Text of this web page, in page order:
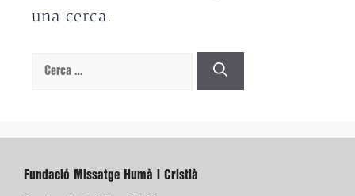
una cerca.
Cerca:
Fundació Missatge Humà i Cristià